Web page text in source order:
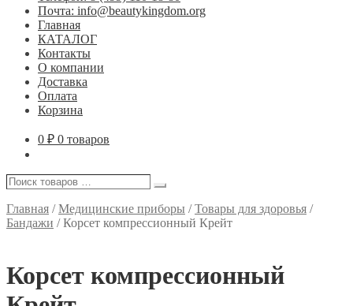
Почта: info@beautykingdom.org
Главная
КАТАЛОГ
Контакты
О компании
Доставка
Оплата
Корзина
0 ₽ 0 товаров
Поиск
…
Поиск
Главная /Медицинские приборы /Товары для здоровья /
Бандажи /Корсет компрессионный Крейт
Корсет компрессионный